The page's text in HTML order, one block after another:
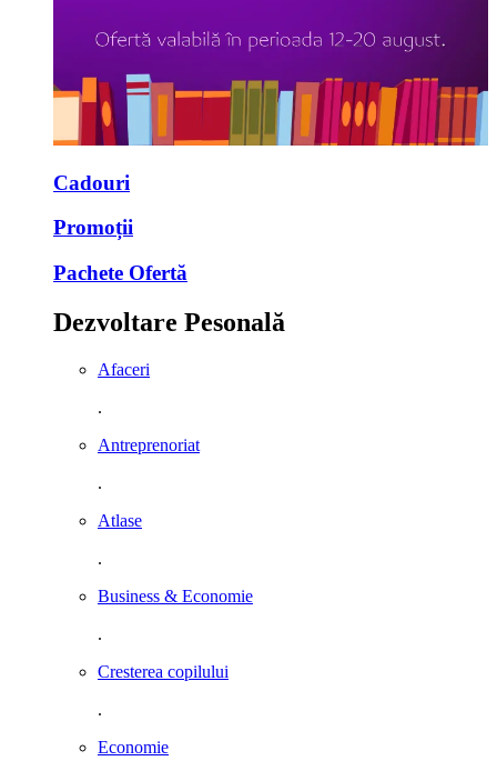
Cadouri
Promoții
Pachete Ofertă
Dezvoltare Pesonală
Afaceri
.
Antreprenoriat
.
Atlase
.
Business & Economie
.
Cresterea copilului
.
Economie